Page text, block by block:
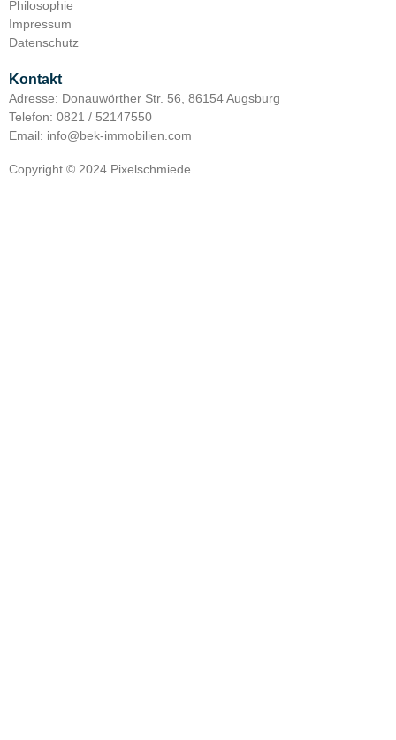
Philosophie
Impressum
Datenschutz
Kontakt
Adresse: Donauwörther Str. 56, 86154 Augsburg
Telefon: 0821 / 52147550
Email: info@bek-immobilien.com
Copyright © 2024 Pixelschmiede